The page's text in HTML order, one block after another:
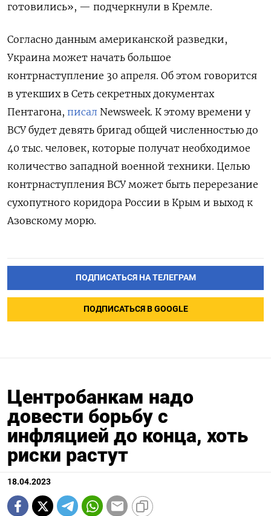
готовились», — подчеркнули в Кремле.
Согласно данным американской разведки,
Украина может начать большое
контрнаступление 30 апреля. Об этом говорится
в утекших в Сеть секретных документах
Пентагона, писал Newsweek. К этому времени у
ВСУ будет девять бригад общей численностью до
40 тыс. человек, которые получат необходимое
количество западной военной техники. Целью
контрнаступления ВСУ может быть перерезание
сухопутного коридора России в Крым и выход к
Азовскому морю.
ПОДПИСАТЬСЯ НА ТЕЛЕГРАМ
ПОДПИСАТЬСЯ В GOOGLE
Центробанкам надо
довести борьбу с
инфляцией до конца, хоть
риски растут
18.04.2023